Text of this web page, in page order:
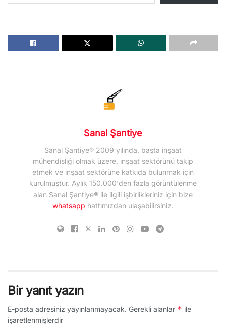
Sanal Şantiye
Sanal Şantiye® 2009 yılında, başta inşaat
mühendisliği olmak üzere, inşaat sektörünü takip
etmek ve inşaat sektörüne katkıda bulunmak için
kurulmuştur. Aylık 150.000'den fazla görüntülenme
alan Sanal Şantiye® ile ilgili işbirlikleriniz için bize
whatsapp hattımızdan ulaşabilirsiniz.
Bir yanıt yazın
E-posta adresiniz yayınlanmayacak. Gerekli alanlar * ile
işaretlenmişlerdir